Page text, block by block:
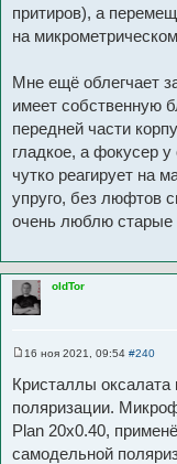
притиров), а
на
Мне ещё облегчает
имеет собственную
передней части
гладкое, а фокусер
чутко реагирует на
упруго, без люфтов
очень люблю старые
oldTor
о
б
щ
е
и
16 ноя 2021, 09:54 #240
Кристаллы
поляризации.
Plan 20х0.40,
самодельной